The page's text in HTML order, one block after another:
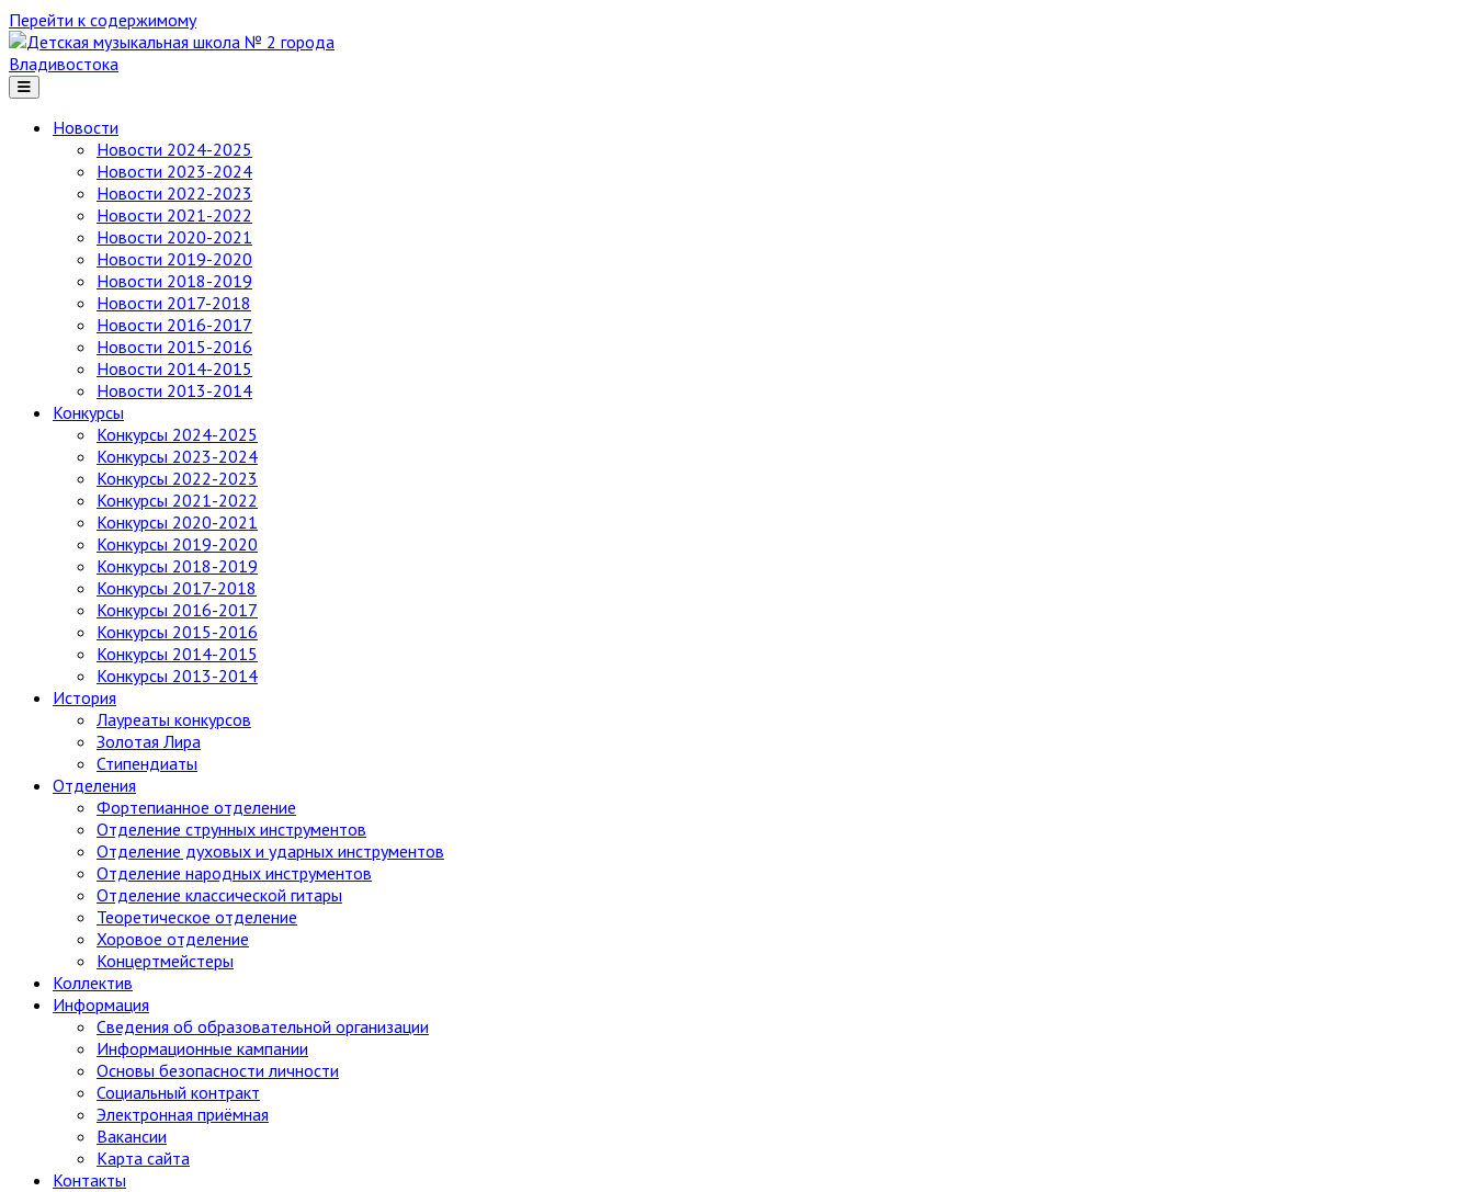
Перейти к содержимому
Детская
музыкальная
школа
города
Владивостока
Новости
Новости 2024-2025
Новости 2023-2024
Новости 2022-2023
Новости 2021-2022
Новости 2020-2021
Новости 2019-2020
Новости 2018-2019
Новости 2017-2018
Новости 2016-2017
Новости 2015-2016
Новости 2014-2015
Новости 2013-2014
Конкурсы
Конкурсы 2024-2025
Конкурсы 2023-2024
Конкурсы 2022-2023
Конкурсы 2021-2022
Конкурсы 2020-2021
Конкурсы 2019-2020
Конкурсы 2018-2019
Конкурсы 2017-2018
Конкурсы 2016-2017
Конкурсы 2015-2016
Конкурсы 2014-2015
Конкурсы 2013-2014
История
Лауреаты конкурсов
Золотая Лира
Стипендиаты
Отделения
Фортепианное отделение
Отделение струнных инструментов
Отделение духовых и ударных инструментов
Отделение народных инструментов
Отделение классической гитары
Теоретическое отделение
Хоровое отделение
Концертмейстеры
Коллектив
Информация
Сведения об образовательной организации
Информационные кампании
Основы безопасности личности
Социальный контракт
Электронная приёмная
Вакансии
Карта сайта
Контакты